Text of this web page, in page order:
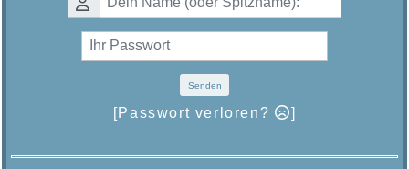
Senden
[Passwort verloren? ]